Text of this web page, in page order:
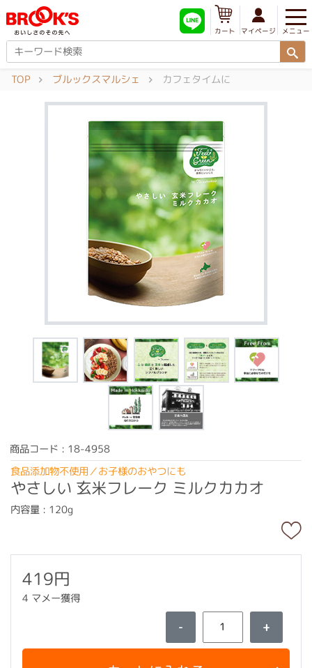
メニュー
マイページ
カート
TOP ブルックスマルシェ カフェタイムに
商品コード : 18-4958
食品添加物不使用／お子様のおやつにも
やさしい 玄米フレーク ミルクカカオ
内容量 : 120g
419円
4 マメー獲得
- +